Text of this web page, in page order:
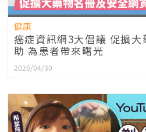
健康
癌症資訊網3大倡議 促擴
助 為患者帶來曙光
2026/04/30